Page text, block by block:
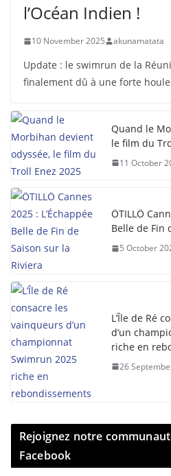
l’Océan Indien !
10 November 2025 akunamatata
Update : le swimrun de la
finalement dû à une forte
Quand le
le film du
11 October
ÖTILLÖ
Belle de Fin
5 October
L’Île de Ré
d’un
riche en
26
Rejoignez notre
Facebook